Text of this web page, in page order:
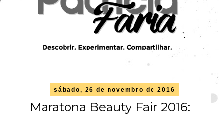
sábado, 26 de novembro de 2016
Maratona Beauty Fair 2016: